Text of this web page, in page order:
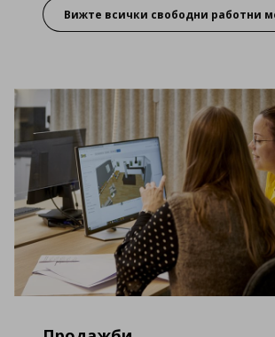
Вижте всички свободни работни